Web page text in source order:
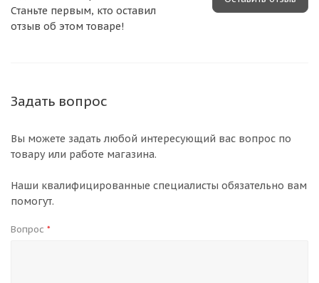
Станьте первым, кто оставил
отзыв об этом товаре!
Задать вопрос
Вы можете задать любой интересующий вас вопрос по
товару или работе магазина.
Наши квалифицированные специалисты обязательно вам
помогут.
Вопрос *